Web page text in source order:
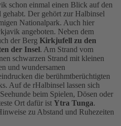
schon einmal einen Blick auf den
Der gehört zur Halbinsel
Nationalpark. Auch hier
angeboten. Neben dem
der Berg Kirkjufell zu den
der Insel. Am Strand vom
schwarzen Strand mit kleinen
und wundersamen
die berühmtberüchtigten
Auf de rHalbinsel lassen sich
beim Spielen, Dösen oder
Ort dafür ist Ytra Tunga.
zu Abstand und Ruhezeiten